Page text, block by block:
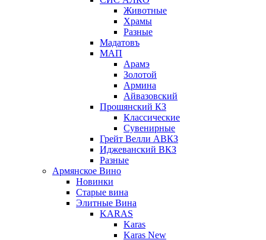
Животные
Храмы
Разные
Мадатовъ
МАП
Арамэ
Золотой
Армина
Айвазовский
Прошянский КЗ
Классические
Сувенирные
Грейт Велли АВКЗ
Иджеванский ВКЗ
Разные
Армянское Вино
Новинки
Старые вина
Элитные Вина
KARAS
Karas
Karas New